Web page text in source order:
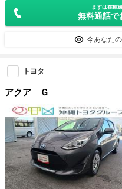
まずは在庫
無料通話で
今あなた
トヨタ
アクア Ｇ